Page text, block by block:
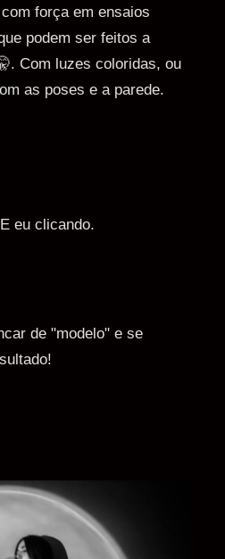
força em ensaios
podem ser feitos a
Com luzes coloridas, ou
as poses e a parede.
eu clicando.
de "modelo" e se